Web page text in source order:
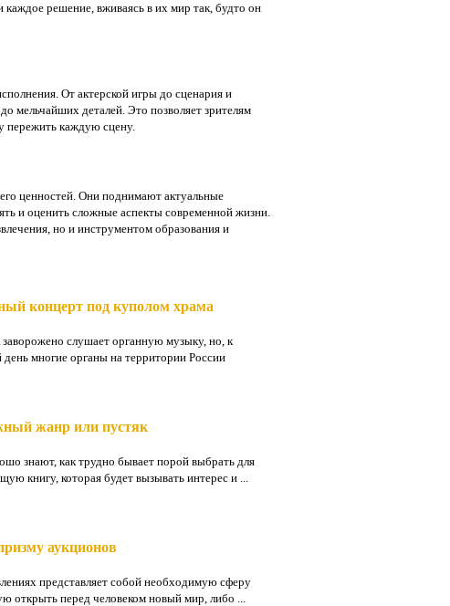
решение, вживаясь в их мир так, будто он
От актерской игры до сценария и
мельчайших деталей. Это позволяет зрителям
пережить каждую сцену.
ценностей. Они поднимают актуальные
и оценить сложные аспекты современной жизни.
но и инструментом образования и
концерт под куполом храма
заворожено слушает органную музыку, но, к
многие органы на территории России
жанр или пустяк
знают, как трудно бывает порой выбрать для
книгу, которая будет вызывать интерес и ...
аукционов
представляет собой необходимую сферу
открыть перед человеком новый мир, либо ...